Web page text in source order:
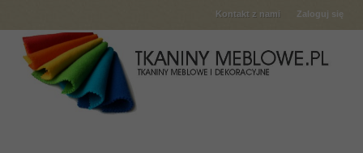
Zaloguj się
Kontakt z nami